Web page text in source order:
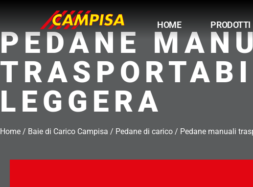
HOME PRODOTTI
PEDANE
LEGGERA
Home / Baie di Carico Campisa / Pedane di carico / Pedane manuali